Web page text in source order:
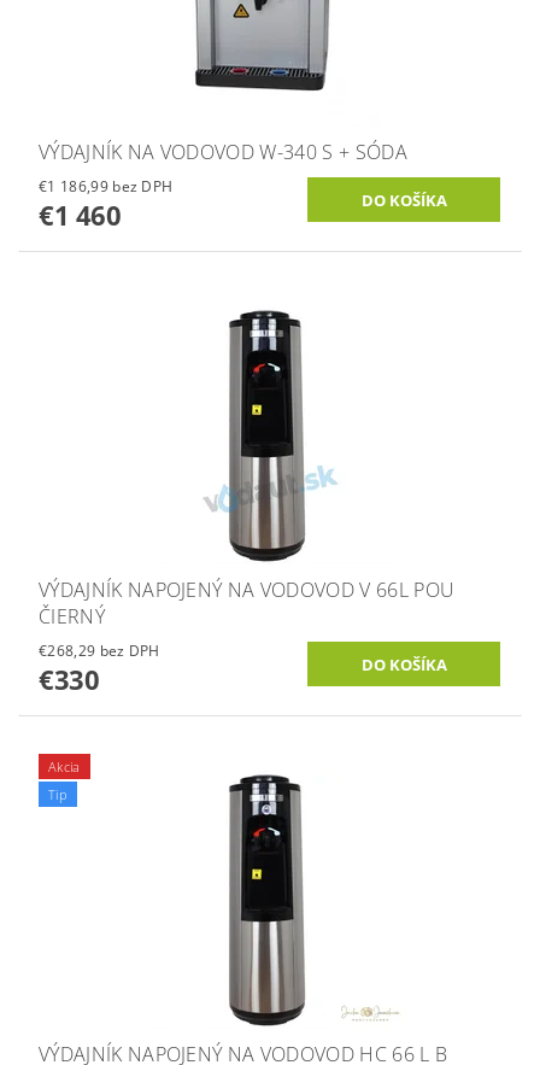
VÝDAJNÍK NA VODOVOD W-340 S + SÓDA
€1 186,99 bez DPH
€1 460
VÝDAJNÍK NAPOJENÝ NA VODOVOD V 66L POU
ČIERNÝ
€268,29 bez DPH
€330
Akcia
Tip
VÝDAJNÍK NAPOJENÝ NA VODOVOD HC 66 L B